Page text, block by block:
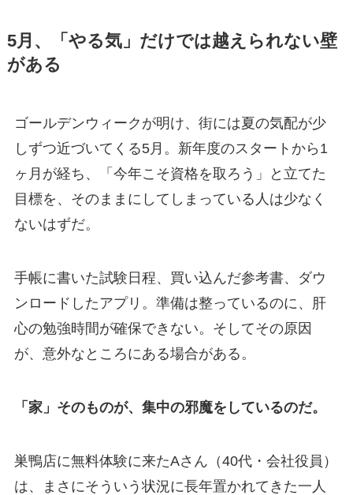
5月、「やる気」だけでは越えられない壁
がある
ゴールデンウィークが明け、街には夏の気配が少
しずつ近づいてくる5月。新年度のスタートから1
ヶ月が経ち、「今年こそ資格を取ろう」と立てた
目標を、そのままにしてしまっている人は少なく
ないはずだ。
手帳に書いた試験日程、買い込んだ参考書、ダウ
ンロードしたアプリ。準備は整っているのに、肝
心の勉強時間が確保できない。そしてその原因
が、意外なところにある場合がある。
「家」そのものが、集中の邪魔をしているのだ。
巣鴨店に無料体験に来たAさん（40代・会社役員）
は、まさにそういう状況に長年置かれてきた一人